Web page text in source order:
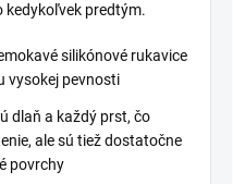
kedykoľvek predtým.
silikónové rukavice
vysokej pevnosti
dlaň a každý prst, čo
ale sú tiež dostatočne
povrchy